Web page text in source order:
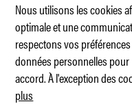
La nouvelle BMW
Nous utilisons les cookies
optimale et une
respectons vos
données personnelles
accord. À l'exception des
plus